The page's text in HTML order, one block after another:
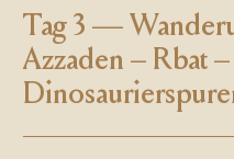
Tag 3 —
Azzaden – Rbat –